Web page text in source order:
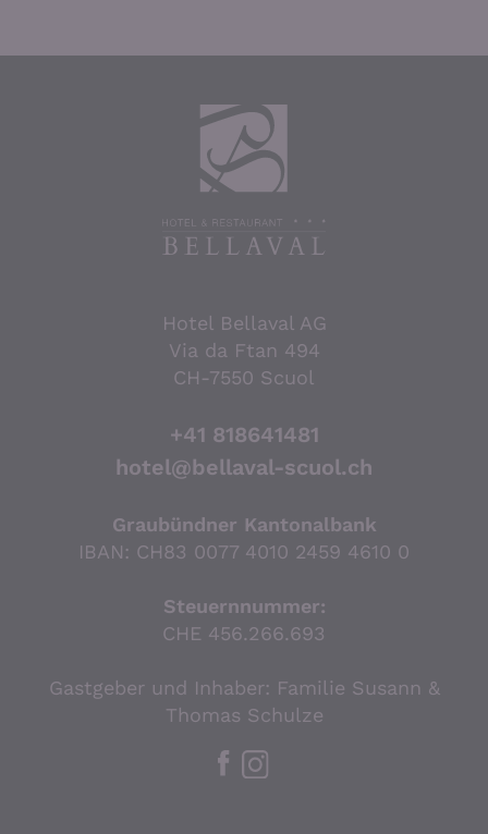
Hotel Bellaval AG
Via da Ftan 494
CH-7550 Scuol
+41 818641481
hotel@bellaval-scuol.ch
Graubündner Kantonalbank
IBAN: CH83 0077 4010 2459 4610 0
Steuernnummer:
CHE 456.266.693
Gastgeber und Inhaber: Familie Susann &
Thomas Schulze